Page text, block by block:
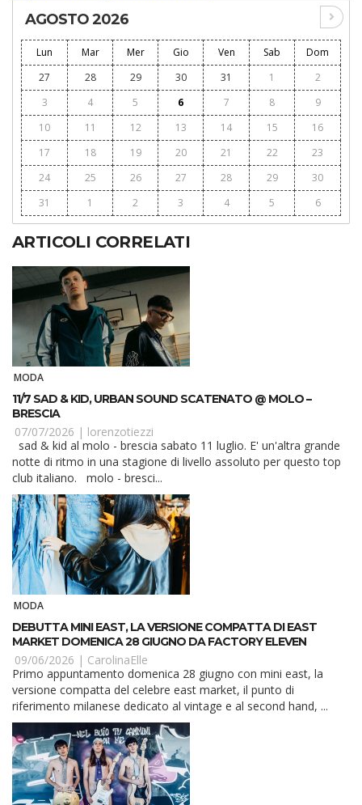
AGOSTO 2026
Lun Mar Mer Gio Ven Sab
Dom
27
28 29 30 31 1
2
3
4 5 6 7 8
9
10
11 12 13 14 15
16
17
18 19 20 21 22
23
24
25 26 27 28 29
30
31
1 2 3 4 5 6
ARTICOLI CORRELATI
MODA
11/7 SAD & KID, URBAN SOUND SCATENATO @ MOLO –
BRESCIA
07/07/2026 | lorenzotiezzi
notte di ritmo in una stagione di livello assoluto per questo top
club italiano. molo - bresci...
MODA
DEBUTTA MINI EAST, LA VERSIONE COMPATTA DI EAST
MARKET DOMENICA 28 GIUGNO DA FACTORY ELEVEN
09/06/2026 | CarolinaElle
Primo appuntamento domenica 28 giugno con mini east, la
versione compatta del celebre east market, il punto di
riferimento milanese dedicato al vintage e al second hand, ...